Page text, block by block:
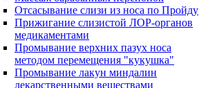
Отсасывание слизи из носа по Пройду
Прижигание слизистой ЛОР-органов
медикаментами
Промывание верхних пазух носа
методом перемещения "кукушка"
Промывание лакун миндалин
лекарственными веществами